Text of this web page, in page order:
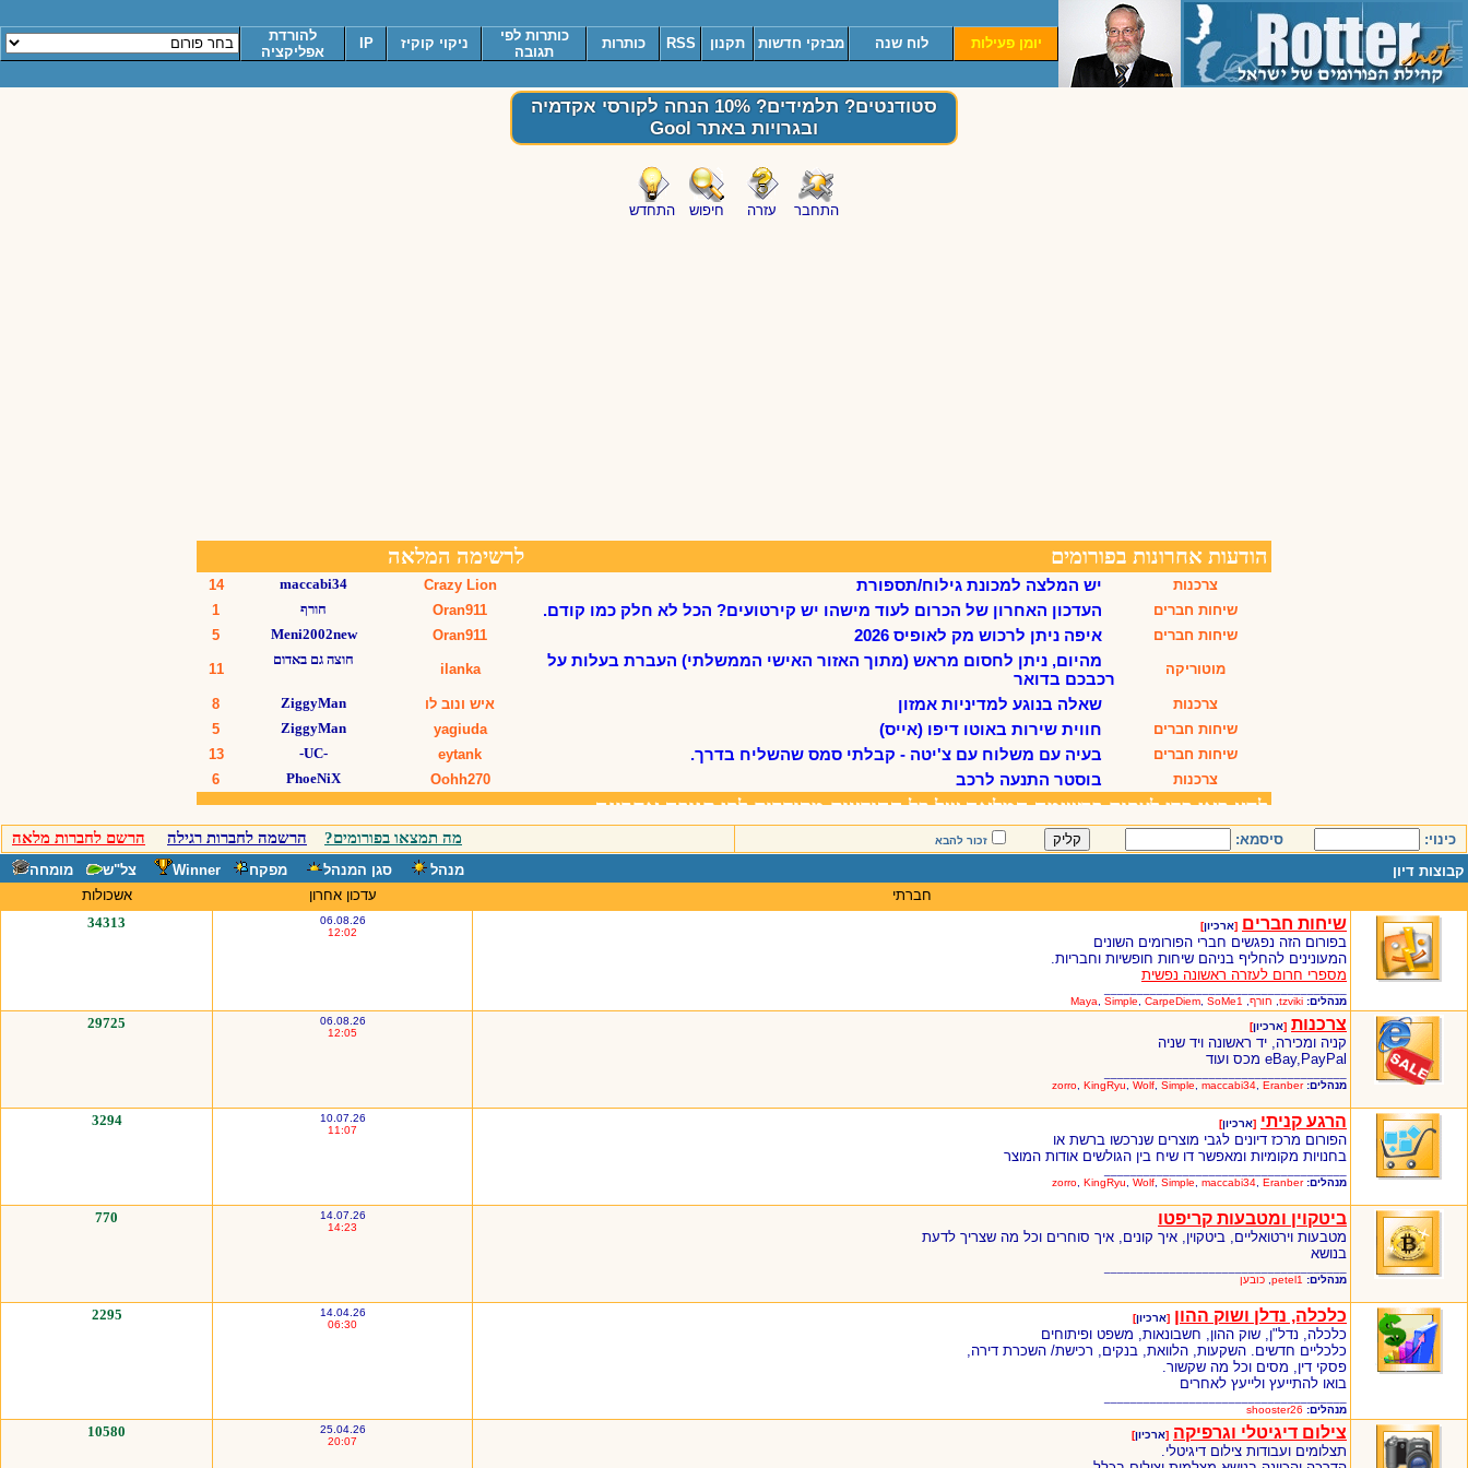
יומן פעילות לוח שנה מבזקי חדשות תקנון RSS כותרות
כותרות לפי
תגובה
ניקוי קוקיז IP
להורדת
אפליקציה
סטודנטים? תלמידים? 10% הנחה לקורסי אקדמיה
ובגרויות באתר Gool
התחבר עזרה חיפוש התחדש
כינוי: סיסמא: זכור להבא מה תמצאו בפורומים? הרשמה לחברות רגילה הרשם לחברות מלאה
קבוצות דיון מנהל סגן המנהל מפקח Winner צל"ש
מומחה
חברתי
עדכון אחרון אשכולות
שיחות חברים [ארכיון]
בפורום הזה נפגשים חברי הפורומים השונים
המעונינים להחליף בניהם שיחות חופשיות וחבריות.
מספרי חרום לעזרה ראשונה נפשית
מנהלים: tzviki חורף Maya Simple CarpeDiem SoMe1
06.08.26
12:02
34313
צרכנות [ארכיון]
קניה ומכירה, יד ראשונה ויד שניה
eBay,PayPal מכס ועוד
מנהלים:
zorro KingRyu Wolf Simple maccabi34 Eranber
06.08.26
12:05
29725
הרגע קניתי [ארכיון]
הפורום מרכז דיונים לגבי מוצרים שנרכשו ברשת או
בחנויות מקומיות ומאפשר דו שיח בין הגולשים אודות המוצר
מנהלים:
zorro KingRyu Wolf Simple maccabi34 Eranber
10.07.26
11:07
3294
ביטקוין ומטבעות קריפטו
מטבעות וירטואליים, ביטקוין, איך קונים, איך סוחרים וכל מה שצריך לדעת
בנושא
מנהלים: petel1 כובען
14.07.26
14:23
770
כלכלה, נדלן ושוק ההון [ארכיון]
כלכלה, נדל"ן, שוק ההון, חשבונאות, משפט ופיתוחים
כלכליים חדשים. השקעות, הלוואת, בנקים, רכישת/ השכרת דירה,
פסקי דין, מסים וכל מה שקשור.
בואו להתייעץ ולייעץ לאחרים
מנהלים: shooster26
14.04.26
06:30
2295
צילום דיגיטלי וגרפיקה [ארכיון]
תצלומים ועבודות צילום דיגיטלי.
25.04.26
20:07
10580